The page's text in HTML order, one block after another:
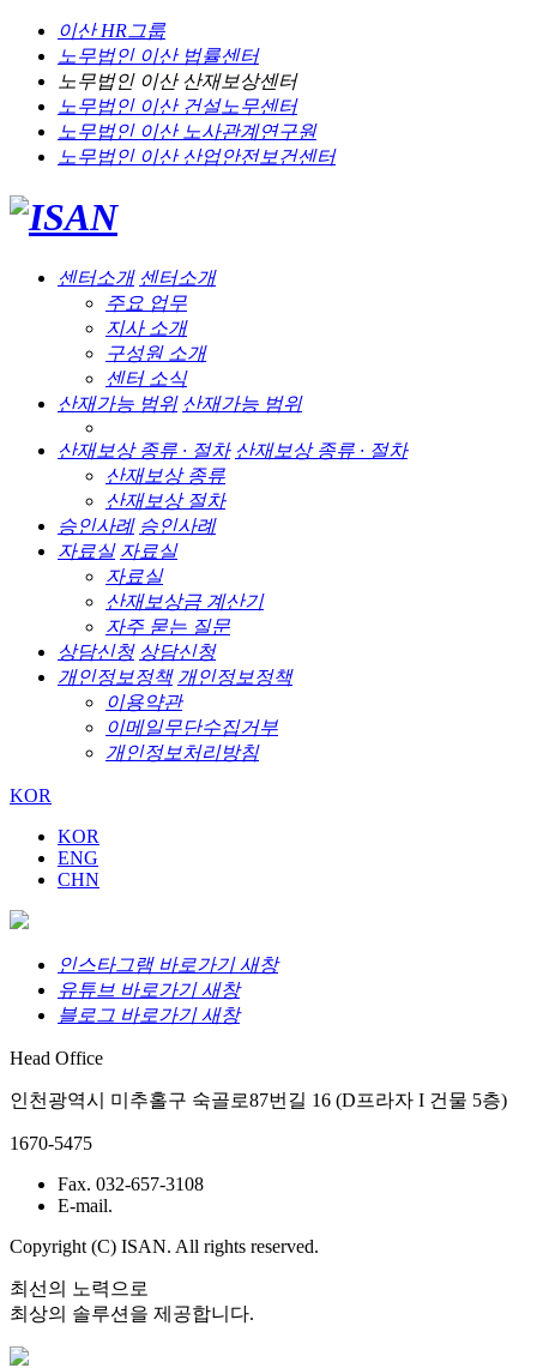
이산 HR그룹
노무법인 이산법률센터
노무법인 이산산재보상센터
노무법인 이산건설노무센터
노무법인 이산노사관계연구원
노무법인 이산산업안전보건센터
센터소개 센터소개
주요 업무
지사 소개
구성원 소개
센터 소식
산재가능 범위 산재가능 범위
산재보상 종류 · 절차 산재보상 종류 · 절차
산재보상 종류
산재보상 절차
승인사례 승인사례
자료실 자료실
자료실
산재보상금 계산기
자주 묻는 질문
상담신청 상담신청
개인정보정책 개인정보정책
이용약관
이메일무단수집거부
개인정보처리방침
KOR
KOR
ENG
CHN
인스타그램 바로가기 새창
유튜브 바로가기 새창
블로그 바로가기 새창
Head Office
인천광역시 미추홀구 숙골로87번길 16 (D프라자 I 건물 5층)
1670-5475
Fax. 032-657-3108
E-mail.
Copyright (C) ISAN. All rights reserved.
최선의 노력으로
최상의 솔루션을 제공합니다.